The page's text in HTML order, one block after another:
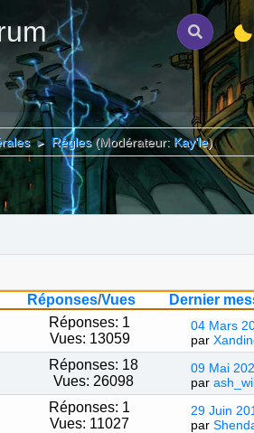
► Règles (Modérateur:Kay'le)
Réponses/Vues
Dernier
Réponses: 1
Vues: 13059
04 Mars
par
Réponses: 18
Vues: 26098
09 Mai
par
Réponses: 1
Vues: 11027
29 Juin
par